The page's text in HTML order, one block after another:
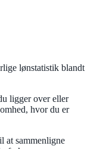
lønstatistik blandt
ligger over eller
hvor du er
at sammenligne